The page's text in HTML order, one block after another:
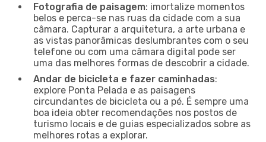
Fotografia de paisagem: imortalize momentos
belos e perca-se nas ruas da cidade com a sua
câmara. Capturar a arquitetura, a arte urbana e
as vistas panorâmicas deslumbrantes com o seu
telefone ou com uma câmara digital pode ser
uma das melhores formas de descobrir a cidade.
Andar de bicicleta e fazer caminhadas:
explore Ponta Pelada e as paisagens
circundantes de bicicleta ou a pé. É sempre uma
boa ideia obter recomendações nos postos de
turismo locais e de guias especializados sobre as
melhores rotas a explorar.